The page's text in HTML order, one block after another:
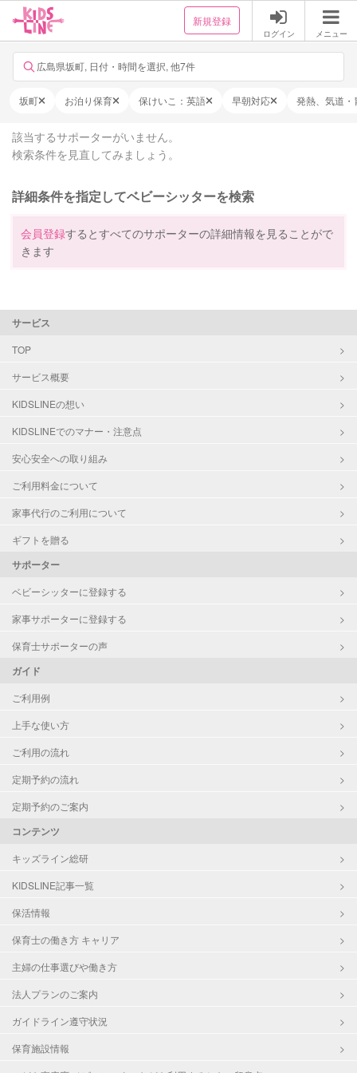
新規登録
ログイン メニュー
広島県坂町, 日付・時間を選択, 他7件
坂町 お泊り保育 保けいこ：英語 早朝対応 発熱、気道・
該当するサポーターがいません。
検索条件を見直してみましょう。
詳細条件を指定してベビーシッターを検索
会員登録するとすべてのサポーターの詳細情報を見ることがで
きます
サービス
TOP
サービス概要
KIDSLINEの想い
KIDSLINEでのマナー・注意点
安心安全への取り組み
ご利用料金について
家事代行のご利用について
ギフトを贈る
サポーター
ベビーシッターに登録する
家事サポーターに登録する
保育士サポーターの声
ガイド
ご利用例
上手な使い方
ご利用の流れ
定期予約の流れ
定期予約のご案内
コンテンツ
キッズライン総研
KIDSLINE記事一覧
保活情報
保育士の働き方 キャリア
主婦の仕事選びや働き方
法人プランのご案内
ガイドライン遵守状況
保育施設情報